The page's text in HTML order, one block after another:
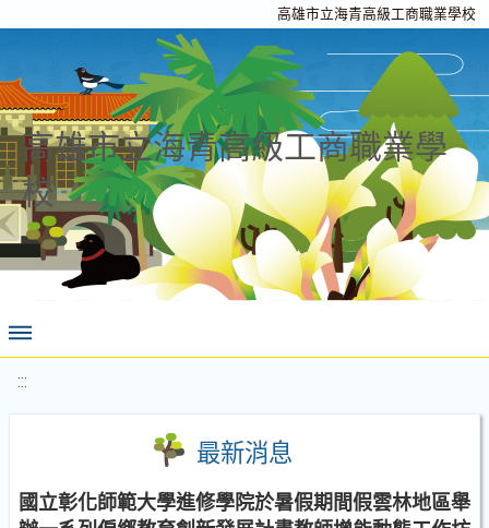
高雄市立海青高級工商職業學校
高雄市立海青高級工商職業學
校
:::
最新消息
國立彰化師範大學進修學院於暑假期間假雲林地區舉